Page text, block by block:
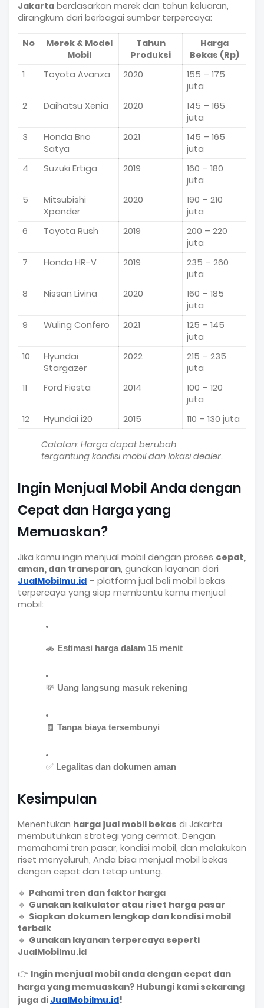
Jakarta berdasarkan merek dan tahun keluaran,
dirangkum dari berbagai sumber terpercaya:
No
Merek & Model
Mobil
Tahun
Produksi
Harga
Bekas (Rp)
1
Toyota Avanza 2020
155 – 175
juta
2
Daihatsu Xenia 2020
145 – 165
juta
3
Honda Brio
Satya
2021
145 – 165
juta
4
Suzuki Ertiga 2019
160 – 180
juta
5
Mitsubishi
Xpander
2020
190 – 210
juta
6
Toyota Rush 2019
200 – 220
juta
7
Honda HR-V 2019
235 – 260
juta
8
Nissan Livina 2020
160 – 185
juta
9
Wuling Confero 2021
125 – 145
juta
10
Hyundai
Stargazer
2022
215 – 235
juta
11
Ford Fiesta 2014
100 – 120
juta
12
Hyundai i20 2015 110 – 130 juta
Catatan: Harga dapat berubah
tergantung kondisi mobil dan lokasi dealer.
Ingin Menjual Mobil Anda dengan
Cepat dan Harga yang
Memuaskan?
Jika kamu ingin menjual mobil dengan proses cepat,
aman, dan transparan, gunakan layanan dari
JualMobilmu.id – platform jual beli mobil bekas
terpercaya yang siap membantu kamu menjual
mobil:
🚗 Estimasi harga dalam 15 menit
💸 Uang langsung masuk rekening
🧾 Tanpa biaya tersembunyi
✅ Legalitas dan dokumen aman
Kesimpulan
Menentukan harga jual mobil bekas di Jakarta
membutuhkan strategi yang cermat. Dengan
memahami tren pasar, kondisi mobil, dan melakukan
riset menyeluruh, Anda bisa menjual mobil bekas
dengan cepat dan tetap untung.
🔹 Pahami tren dan faktor harga
🔹 Gunakan kalkulator atau riset harga pasar
🔹 Siapkan dokumen lengkap dan kondisi mobil
terbaik
🔹 Gunakan layanan terpercaya seperti
JualMobilmu.id
👉 Ingin menjual mobil anda dengan cepat dan
harga yang memuaskan? Hubungi kami sekarang
juga di JualMobilmu.id!